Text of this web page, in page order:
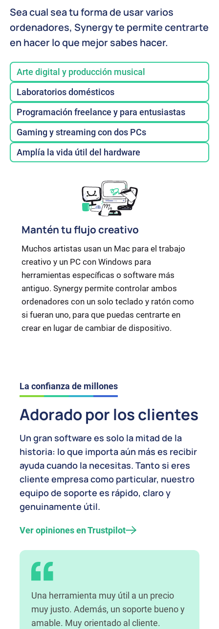
Sea cual sea tu forma de usar varios
ordenadores, Synergy te permite centrarte
en hacer lo que mejor sabes hacer.
Arte digital y producción musical
Laboratorios domésticos
Programación freelance y para entusiastas
Gaming y streaming con dos PCs
Amplía la vida útil del hardware
Mantén tu flujo creativo
Muchos artistas usan un Mac para el trabajo
creativo y un PC con Windows para
herramientas específicas o software más
antiguo. Synergy permite controlar ambos
ordenadores con un solo teclado y ratón como
si fueran uno, para que puedas centrarte en
crear en lugar de cambiar de dispositivo.
La confianza de millones
Adorado por los clientes
Un gran software es solo la mitad de la
historia: lo que importa aún más es recibir
ayuda cuando la necesitas. Tanto si eres
cliente empresa como particular, nuestro
equipo de soporte es rápido, claro y
genuinamente útil.
Ver opiniones en Trustpilot
Una herramienta muy útil a un precio
muy justo. Además, un soporte bueno y
amable. Muy orientado al cliente.